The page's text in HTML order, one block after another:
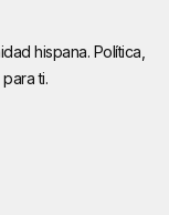
hispana. Política,
ti.